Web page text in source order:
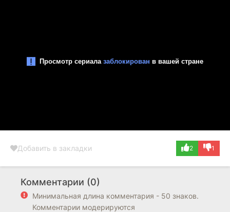
Добавить в закладки 2 1
Комментарии (0)
Минимальная длина комментария - 50 знаков.
Комментарии модерируются